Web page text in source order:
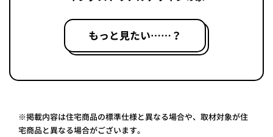
もっと見たい……？
※掲載内容は住宅商品の標準仕様と異なる場合や、取材対象が住
宅商品と異なる場合がございます。